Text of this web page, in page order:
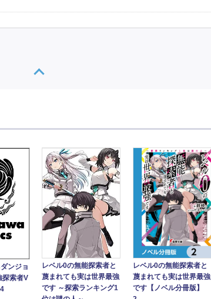
ンジョ
探索者V
レベル0の無能探索者と
蔑まれても実は世界最強
です ～探索ランキング1
レベル0の無能探索者と
蔑まれても実は世界最強
です【ノベル分冊版】